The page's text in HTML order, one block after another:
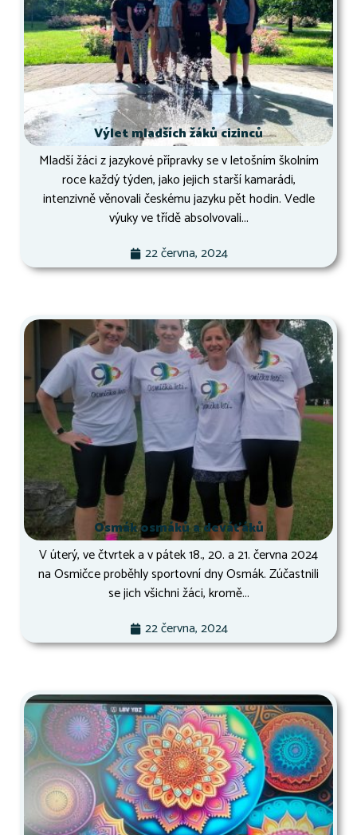
Výlet mladších žáků cizinců
Mladší žáci z jazykové přípravky se v letošním školním
roce každý týden, jako jejich starší kamarádi,
intenzivně věnovali českému jazyku pět hodin. Vedle
výuky ve třídě absolvovali...
22 června, 2024
Osmák osmáků a deváťáků
V úterý, ve čtvrtek a v pátek 18., 20. a 21. června 2024
na Osmičce proběhly sportovní dny Osmák. Zúčastnili
se jich všichni žáci, kromě...
22 června, 2024